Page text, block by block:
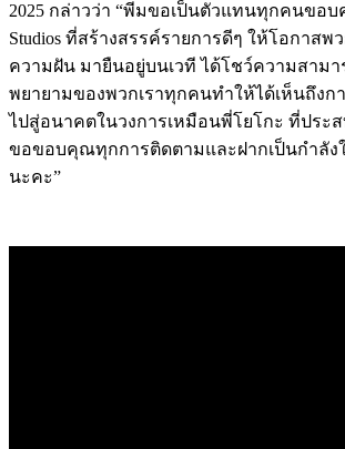
2025 กล่าวว่า “พีมขอเป็นตัวแทนทุกคนขอบ
Studios ที่สร้างสรรค์รายการดีๆ ให้โอกาสพ
ความฝัน มายืนอยู่บนเวที ได้โชว์ความสาม
พยายามของพวกเราทุกคนทำให้ได้เห็นถึงก
ไปสู่อนาคตในวงการเหมือนพี่โยโกะ ที่ประ
ขอขอบคุณทุกการติดตามและฝากเป็นกำลัง
นะคะ”